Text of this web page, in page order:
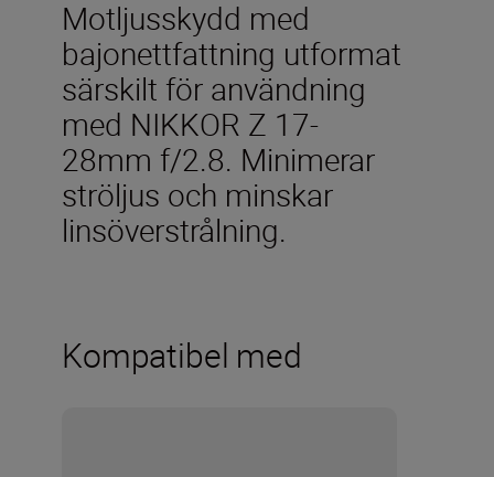
Motljusskydd med
bajonettfattning utformat
särskilt för användning
med NIKKOR Z 17-
28mm f/2.8. Minimerar
ströljus och minskar
linsöverstrålning.
Kompatibel med